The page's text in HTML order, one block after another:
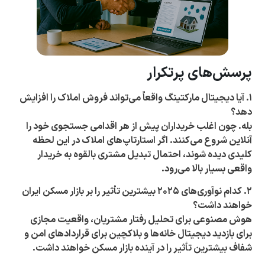
پرسش‌های پرتکرار
۱. آیا دیجیتال مارکتینگ واقعاً می‌تواند فروش املاک را افزایش
دهد؟
بله. چون اغلب خریداران پیش از هر اقدامی جستجوی خود را
آنلاین شروع می‌کنند. اگر استارتاپ‌های املاک در این لحظه
کلیدی دیده شوند، احتمال تبدیل مشتری بالقوه به خریدار
واقعی بسیار بالا می‌رود.
۲. کدام نوآوری‌های ۲۰۲۵ بیشترین تأثیر را بر بازار مسکن ایران
خواهند داشت؟
هوش مصنوعی برای تحلیل رفتار مشتریان، واقعیت مجازی
برای بازدید دیجیتال خانه‌ها و بلاکچین برای قراردادهای امن و
شفاف بیشترین تأثیر را در آینده بازار مسکن خواهند داشت.